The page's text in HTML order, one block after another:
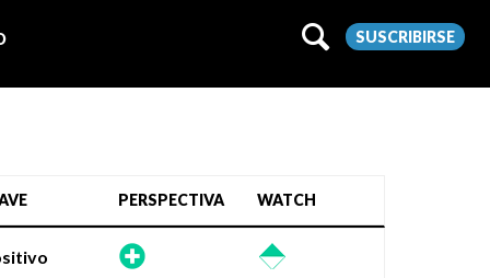
SUSCRIBIRSE
PERSPECTIVA WATCH